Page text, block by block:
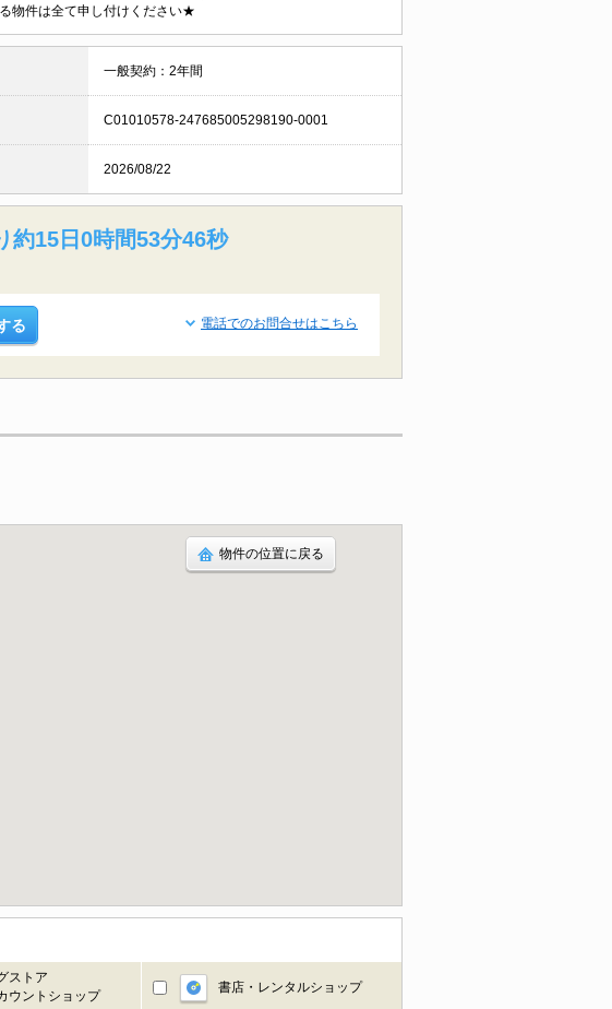
物件は全て申し付けください★
一般契約：2年間
C01010578-247685005298190-0001
2026/08/22
約15日0時間53分45秒
る 電話でのお問合せはこちら
物件の位置に戻る
ストア
ウントショップ
書店・レンタルショップ